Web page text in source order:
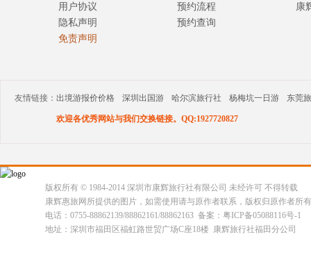
用户协议
隐私声明
免责声明
预约流程
预约查询
康
友情链接： 出境游报价价格 深圳出国游 哈尔滨旅行社 杨梅坑一日游 东莞
欢迎各优秀网站与我们交换链接。QQ:1927720827
版权所有 © 1984-2014 深圳市康辉旅行社有限公司 未经许可 不得转载
康辉惠旅网所提供的图片，如需使用请与原作者联系，版权归原作者所
电话：0755-88862139/88862161/88862163 备案：粤ICP备05088116号-1
地址：深圳市福田区福虹路世贸广场C座18楼 康辉旅行社福田分公司